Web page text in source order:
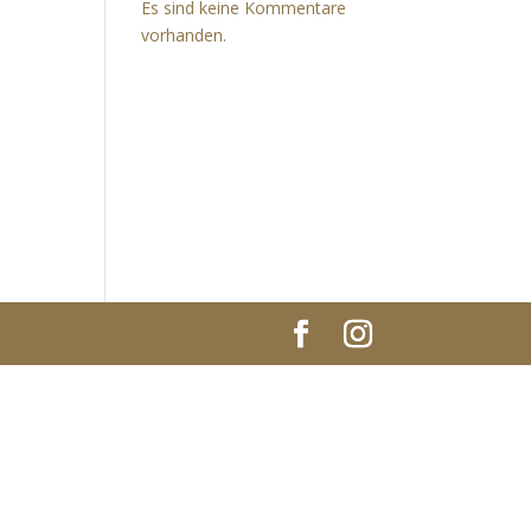
Es sind keine Kommentare
vorhanden.